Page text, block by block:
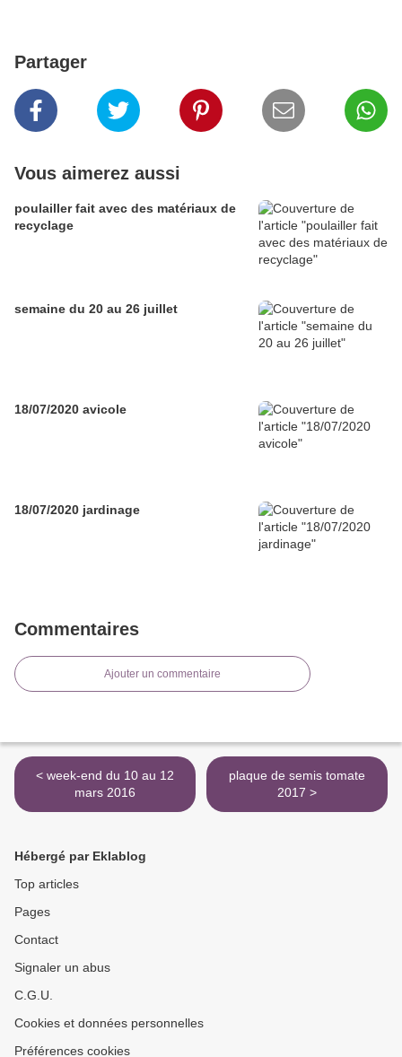
Partager
Vous aimerez aussi
poulailler fait avec des matériaux de
recyclage
semaine du 20 au 26 juillet
18/07/2020 avicole
18/07/2020 jardinage
Commentaires
Ajouter un commentaire
< week-end du 10 au 12
mars 2016
plaque de semis tomate
2017 >
Hébergé par Eklablog
Top articles
Pages
Contact
Signaler un abus
C.G.U.
Cookies et données personnelles
Préférences cookies